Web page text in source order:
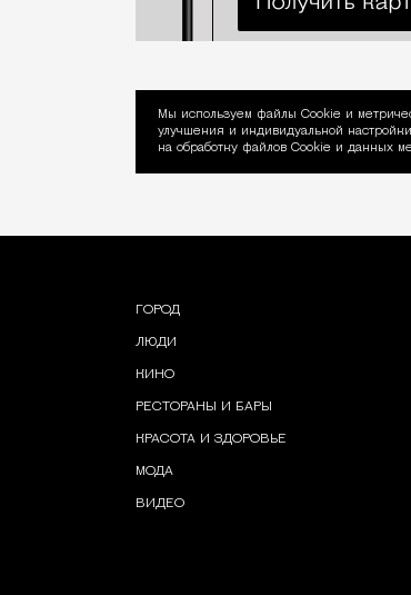
Уведомление
Мы используем файлы Сookie и
улучшения и индивидуальной
на обработку файлов Cookie и данных
ГОРОД
ЛЮДИ
КИНО
РЕСТОРАНЫ И БАРЫ
КРАСОТА И ЗДОРОВЬЕ
МОДА
ВИДЕО